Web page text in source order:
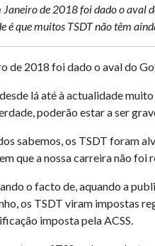
Janeiro de 2018 foi dado o aval
é que muitos TSDT não têm
de 2018 foi dado o aval do
lá até à actualidade
poderão estar a ser
sabemos, os TSDT foram
que a nossa carreira não foi
o facto de, aquando a
os TSDT viram impostas
imposta pela ACSS.